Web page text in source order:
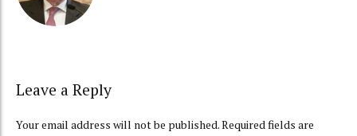
Leave a Reply
Your email address will not be published. Required fields are